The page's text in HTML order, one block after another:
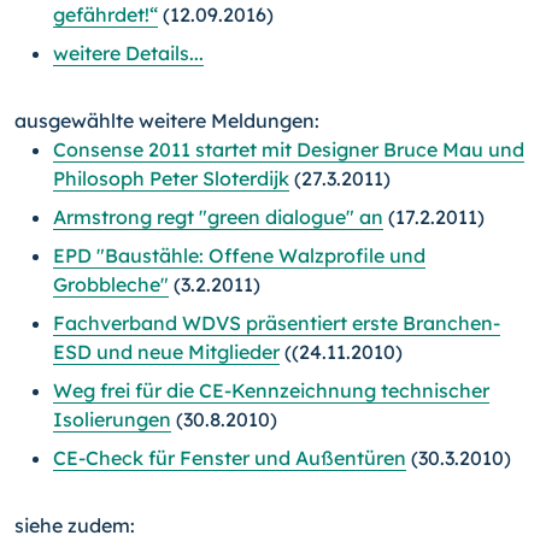
gefährdet!“ (12.09.2016)
weitere Details...
ausgewählte weitere Meldungen:
Consense 2011 startet mit Designer Bruce Mau und
Philosoph Peter Sloterdijk (27.3.2011)
Armstrong regt "green dialogue" an (17.2.2011)
EPD "Baustähle: Offene Walzprofile und
Grobbleche" (3.2.2011)
Fachverband WDVS präsentiert erste Branchen-
ESD und neue Mitglieder((24.11.2010)
Weg frei für die CE-Kennzeichnung technischer
Isolierungen (30.8.2010)
CE-Check für Fenster und Außentüren (30.3.2010)
siehe zudem: